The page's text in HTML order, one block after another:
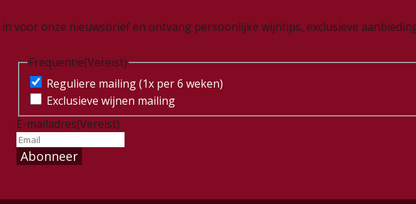
in voor onze nieuwsbrief en ontvang persoonlijke wijntips, exclusieve
Frequentie(Vereist)
Reguliere mailing (1x per 6 weken)
Exclusieve wijnen mailing
E-mailadres(Vereist)